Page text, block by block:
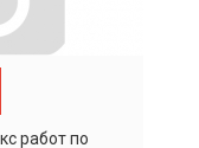
работ по